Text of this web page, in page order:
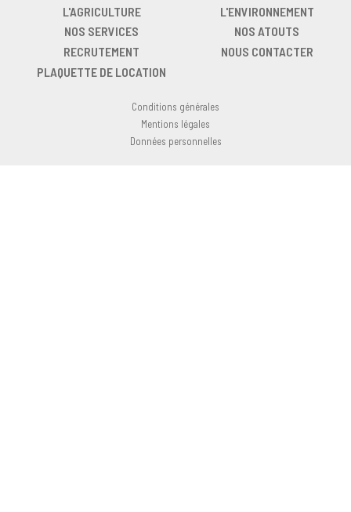
L'AGRICULTURE
L'ENVIRONNEMENT
NOS SERVICES
NOS ATOUTS
RECRUTEMENT
NOUS CONTACTER
PLAQUETTE DE LOCATION
Conditions générales
Mentions légales
Données personnelles